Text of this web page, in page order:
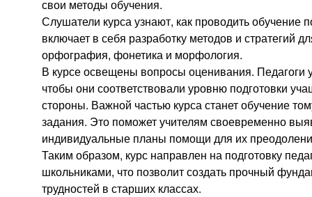
свои методы обучения.
Слушатели курса узнают, как проводить обучение
включает в себя разработку методов и стратегий
орфография, фонетика и морфология.
В курсе освещены вопросы оценивания. Педагоги
чтобы они соответствовали уровню подготовки
стороны. Важной частью курса станет обучение
задания. Это поможет учителям своевременно
индивидуальные планы помощи для их
Таким образом, курс направлен на подготовку
школьниками, что позволит создать прочный
трудностей в старших классах.